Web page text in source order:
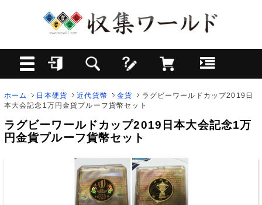
ホーム 日本硬貨 近代貨幣 金貨
ラグビーワールドカップ2019日
本大会記念1万円金貨プルーフ貨幣セット
ラグビーワールドカップ2019日本大会記念1万
円金貨プルーフ貨幣セット